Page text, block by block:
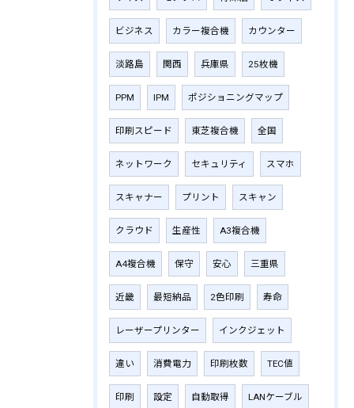
ビジネス カラー複合機 カウンター
淡路島 関西 兵庫県 25枚機
PPM IPM ポジショニングマップ
印刷スピード 東芝複合機 全国
ネットワーク セキュリティ スマホ
スキャナー プリント スキャン
クラウド 生産性 A3複合機
A4複合機 保守 安心 三重県
近畿 最短納品 2色印刷 寿命
レーザープリンター インクジェット
違い 消費電力 印刷枚数 TEC値
印刷 設定 自動取得 LANケーブル